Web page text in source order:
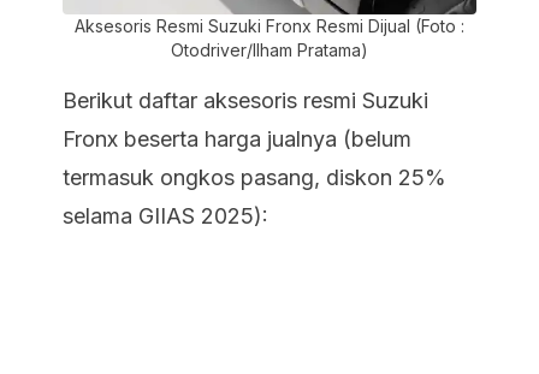
Aksesoris Resmi Suzuki Fronx Resmi Dijual (Foto :
Otodriver/Ilham Pratama)
Berikut daftar aksesoris resmi Suzuki
Fronx beserta harga jualnya (belum
termasuk ongkos pasang, diskon 25%
selama GIIAS 2025):